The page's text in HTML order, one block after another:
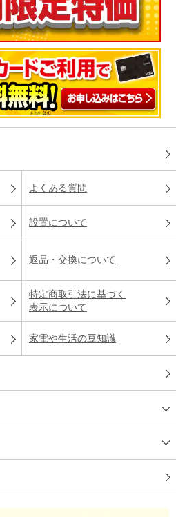
よくある質問
設置について
返品・交換について
特定商取引法に基づく
表示について
家電や生活の豆知識